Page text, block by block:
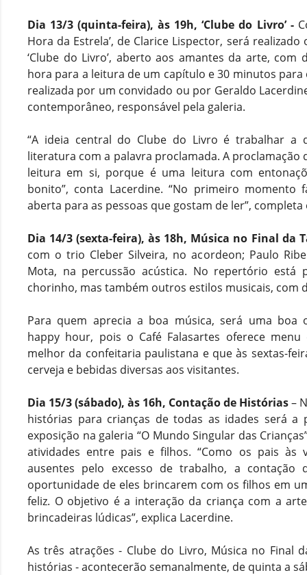
Dia 13/3 (quinta-feira), às 19h, ‘Clube do Livro’ -
Hora da Estrela’, de Clarice Lispector, será
‘Clube do Livro’, aberto aos amantes da arte, com
hora para a leitura de um capítulo e 30 minutos para
realizada por um convidado ou por Geraldo
contemporâneo, responsável pela galeria.
“A ideia central do Clube do Livro é trabalhar a
literatura com a palavra proclamada. A proclamação
leitura em si, porque é uma leitura com
bonito”, conta Lacerdine. “No primeiro momento
aberta para as pessoas que gostam de ler”,
Dia 14/3 (sexta-feira), às 18h, Música no Final da
com o trio Cleber Silveira, no acordeon; Paulo
Mota, na percussão acústica. No repertório está
chorinho, mas também outros estilos musicais, com
Para quem aprecia a boa música, será uma boa
happy hour, pois o Café Falasartes oferece
melhor da confeitaria paulistana e que às sextas-
cerveja e bebidas diversas aos visitantes.
Dia 15/3 (sábado), às 16h, Contação de Histórias–
histórias para crianças de todas as idades será
exposição na galeria “O Mundo Singular das
atividades entre pais e filhos. “Como os pais às
ausentes pelo excesso de trabalho, a contação
oportunidade de eles brincarem com os filhos em
feliz. O objetivo é a interação da criança com a
brincadeiras lúdicas”, explica Lacerdine.
As três atrações - Clube do Livro, Música no Final
histórias - acontecerão semanalmente, de quinta a